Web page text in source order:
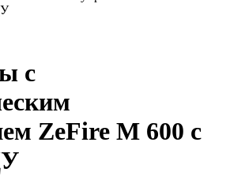
с
ZeFire М 600 с